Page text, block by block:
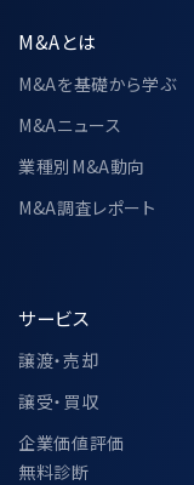
M&Aとは
M&Aを基礎から学ぶ
M&Aニュース
業種別M&A動向
M&A調査レポート
サービス
譲渡・売却
譲受・買収
企業価値評価
無料診断